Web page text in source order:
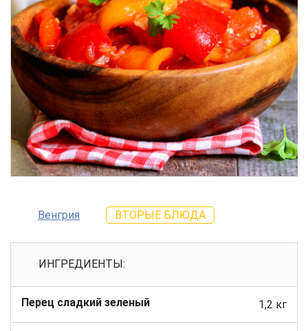
Венгрия ВТОРЫЕ БЛЮДА
ИНГРЕДИЕНТЫ:
Перец сладкий зеленый 1,2 кг